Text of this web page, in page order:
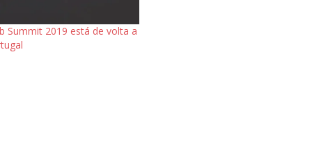
Summit 2019 está de volta a